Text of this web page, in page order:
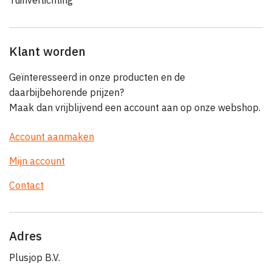
Klant worden
Geïnteresseerd in onze producten en de
daarbijbehorende prijzen?
Maak dan vrijblijvend een account aan op onze webshop.
Account aanmaken
Mijn account
Contact
Adres
Plusjop B.V.